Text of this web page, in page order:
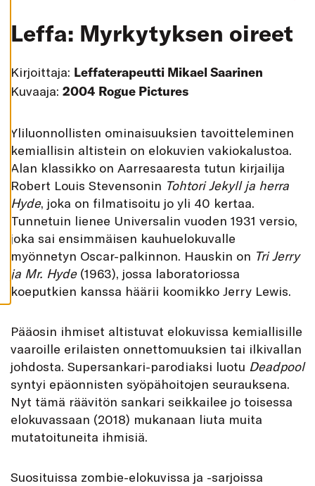
I
H
Y
V
K
A
I
K
E
V
S
T
E
T
Leffa: Myrkytyksen oireet
Kirjoittaja: Leffaterapeutti Mikael Saarinen
Kuvaaja: 2004 Rogue Pictures
Yliluonnollisten ominaisuuksien tavoitteleminen
kemiallisin altistein on elokuvien vakiokalustoa.
Alan klassikko on Aarresaaresta tutun kirjailija
Robert Louis Stevensonin Tohtori Jekyll ja herra
Hyde, joka on filmatisoitu jo yli 40 kertaa.
Tunnetuin lienee Universalin vuoden 1931 versio,
joka sai ensimmäisen kauhuelokuvalle
myönnetyn Oscar-palkinnon. Hauskin on Tri Jerry
ja Mr. Hyde(1963), jossa laboratoriossa
koeputkien kanssa häärii koomikko Jerry Lewis.
Pääosin ihmiset altistuvat elokuvissa kemiallisille
vaaroille erilaisten onnettomuuksien tai ilkivallan
johdosta. Supersankari-parodiaksi luotu Deadpool
syntyi epäonnisten syöpähoitojen seurauksena.
Nyt tämä räävitön sankari seikkailee jo toisessa
elokuvassaan (2018) mukanaan liuta muita
mutatoituneita ihmisiä.
Suosituissa zombie-elokuvissa ja -sarjoissa